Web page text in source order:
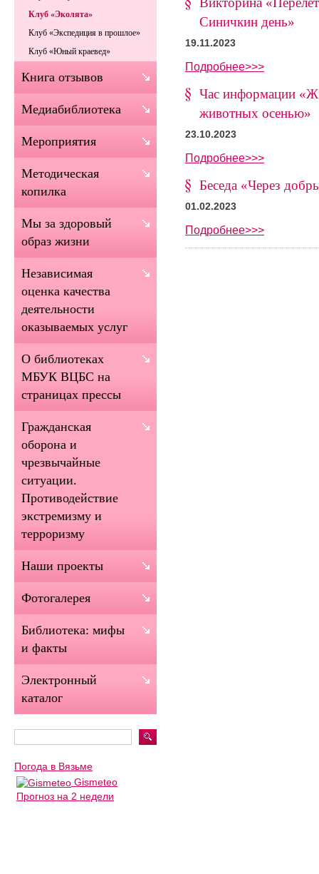
Синичкин день»
19.11.2023
Подробнее>>>
Час информации
животных осенью»
23.10.2023
Подробнее>>>
Беседа «Через
01.02.2023
Подробнее>>>
Клуб «Эколята»
Клуб «Экспедиция в прошлое»
Клуб «Юный краевед»
Книга отзывов
Медиабиблиотека
Мероприятия
Методическая
копилка
Мы за здоровый
образ жизни
Независимая
оценка качества
деятельности
оказываемых услуг
О библиотеках
МБУК ВЦБС на
страницах прессы
Гражданская
оборона и
чрезвычайные
ситуации.
Противодействие
экстремизму и
терроризму
Наши проекты
Фотогалерея
Библиотека: мифы
и факты
Электронный
каталог
Погода в Вязьме
Gismeteo
Прогноз на 2 недели